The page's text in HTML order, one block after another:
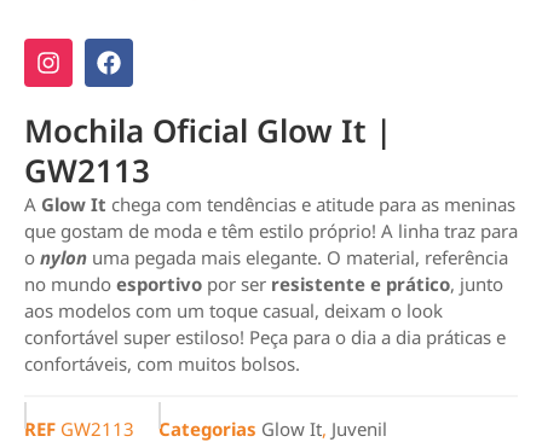
Mochila Oficial Glow It |
GW2113
A Glow It chega com tendências e atitude para as meninas
que gostam de moda e têm estilo próprio! A linha traz para
o nylon uma pegada mais elegante. O material, referência
no mundo esportivo por ser resistente e prático, junto
aos modelos com um toque casual, deixam o look
confortável super estiloso! Peça para o dia a dia práticas e
confortáveis, com muitos bolsos.
REF GW2113 Categorias Glow It, Juvenil